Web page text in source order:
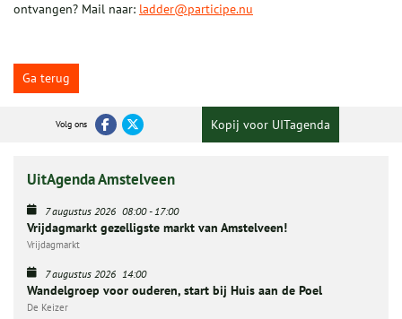
ontvangen? Mail naar: ladder@participe.nu
Ga terug
Volg ons Kopij voor UITagenda
UitAgenda Amstelveen
7 augustus 2026 08:00-17:00
Vrijdagmarkt gezelligste markt van Amstelveen!
Vrijdagmarkt
7 augustus 2026 14:00
Wandelgroep voor ouderen, start bij Huis aan de Poel
De Keizer